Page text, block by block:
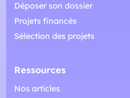
Déposer son dossier
Projets financés
Sélection des projets
Ressources
Nos articles